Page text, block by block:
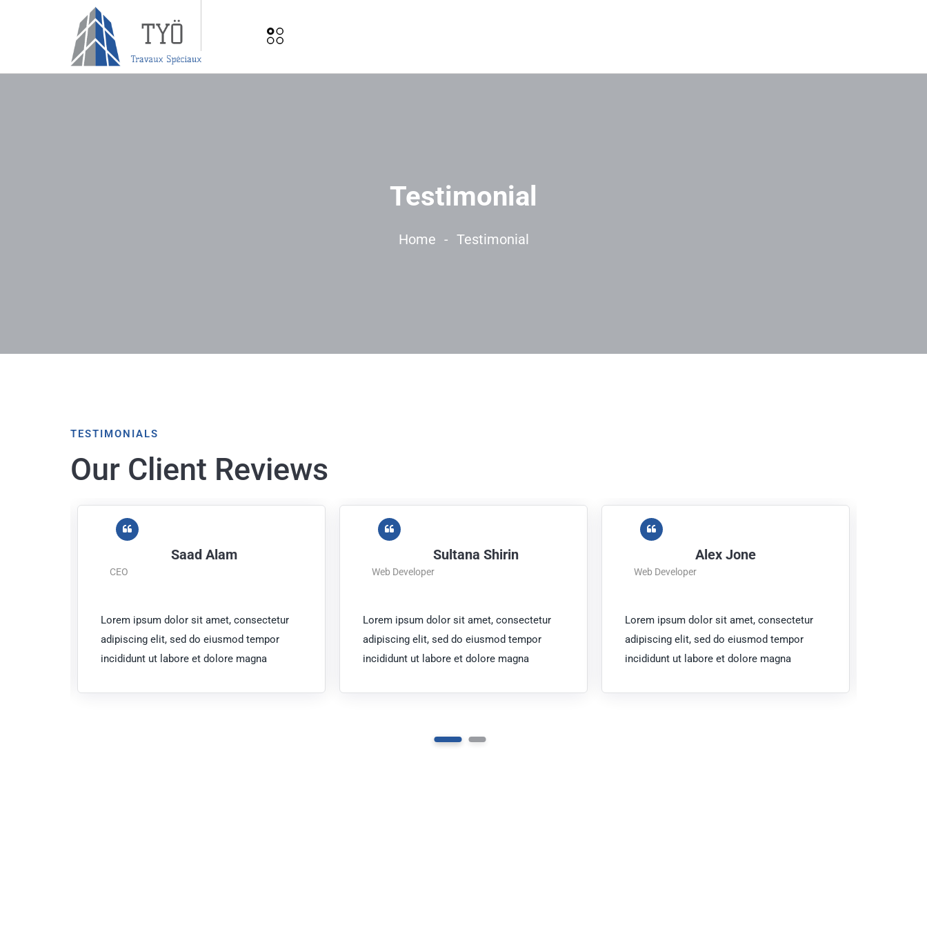
Testimonial
Home - Testimonial
TESTIMONIALS
Our Client Reviews
Saad Alam
CEO
Lorem ipsum dolor sit amet, consectetur
adipiscing elit, sed do eiusmod tempor
incididunt ut labore et dolore magna
Sultana Shirin
Web Developer
Lorem ipsum dolor sit amet, consectetur
adipiscing elit, sed do eiusmod tempor
incididunt ut labore et dolore magna
Alex Jone
Web Developer
Lorem ipsum dolor sit amet, consectetur
adipiscing elit, sed do eiusmod tempor
incididunt ut labore et dolore magna